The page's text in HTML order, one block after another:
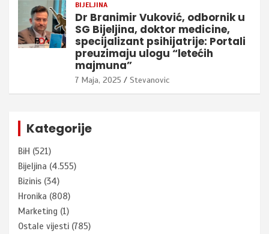
BIJELJINA
Dr Branimir Vuković, odbornik u
SG Bijeljina, doktor medicine,
specijalizant psihijatrije: Portali
preuzimaju ulogu “letećih
majmuna”
7 Maja, 2025 Stevanovic
Kategorije
BiH (521)
Bijeljina (4.555)
Bizinis (34)
Hronika (808)
Marketing (1)
Ostale vijesti (785)